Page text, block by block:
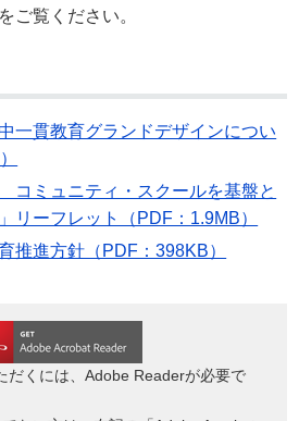
ご覧ください。
一貫教育グランドデザインについ
コミュニティ・スクールを基盤と
リーフレット（PDF：1.9MB）
推進方針（PDF：398KB）
だくには、Adobe Readerが必要で